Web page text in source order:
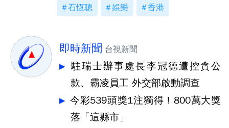
石恆聰 娛樂 香港
即時新聞 台視新聞
駐瑞士辦事處長李冠德遭控貪公
款、霸凌員工 外交部啟動調查
今彩539頭獎1注獨得！800萬大獎
落「這縣市」